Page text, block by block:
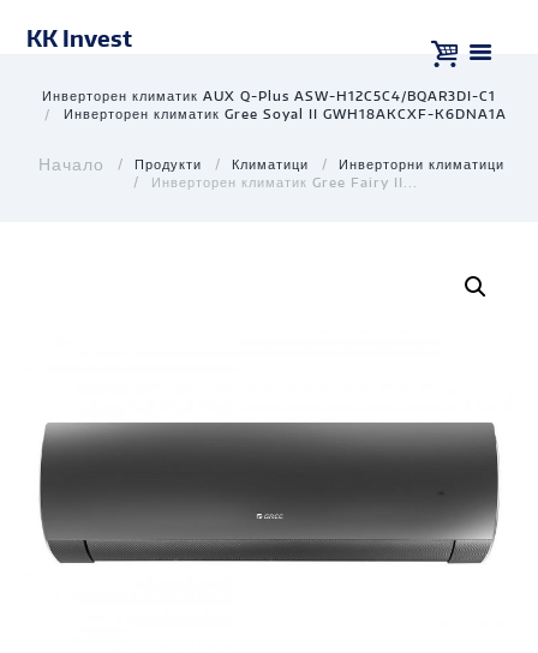
KK Invest
Инверторен климатик AUX Q-Plus ASW-H12C5C4/BQAR3DI-C1
Инверторен климатик Gree Soyal II GWH18AKCXF-K6DNA1A
Продукти Климатици
Инверторни климатици
Инверторен климатик Gree Fairy II...